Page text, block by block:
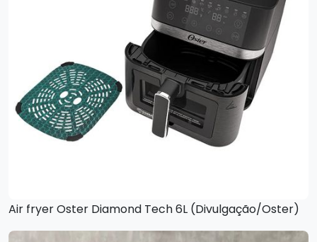
Air fryer Oster Diamond Tech 6L (Divulgação/Oster)